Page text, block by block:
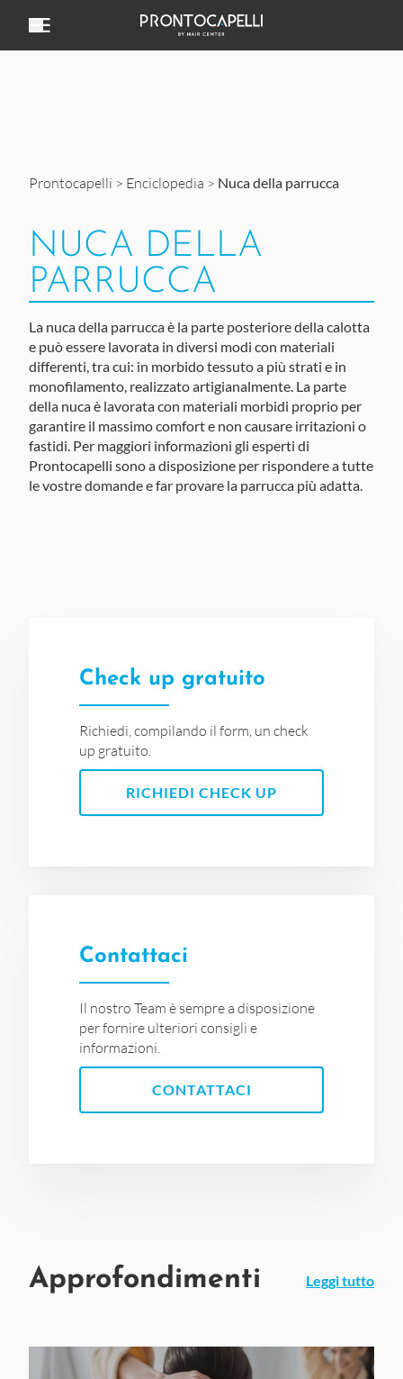
Prontocapelli > Enciclopedia > Nuca della parrucca
NUCA DELLA
PARRUCCA
La nuca della parruccaè la parte posteriore della calotta
e può essere lavorata in diversi modi con materiali
differenti, tra cui: in morbido tessuto a più strati e in
monofilamento, realizzato artigianalmente. La parte
della nuca è lavorata con materiali morbidi proprio per
garantire il massimo comfort e non causare irritazioni o
fastidi. Per maggiori informazioni gli esperti di
Prontocapelli sono a disposizione per rispondere a tutte
le vostre domande e far provare la parrucca più adatta.
Check up gratuito
Richiedi, compilando il form, un check
up gratuito.
RICHIEDI CHECK UP
Contattaci
Il nostro Team è sempre a disposizione
per fornire ulteriori consigli e
informazioni.
CONTATTACI
Approfondimenti Leggi tutto